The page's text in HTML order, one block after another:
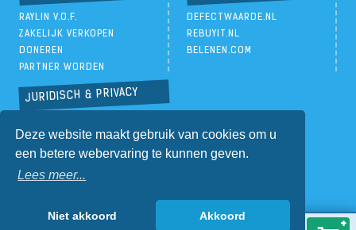
Deze website maakt gebruik van cookies om u
een betere webervaring te kunnen geven.
Lees meer...
Niet akkoord Akkoord
RAYLIN V.O.F.
ZAKELIJK VERKOPEN
DONEREN
PARTNER WORDEN
DEFECTWAARDE.NL
REBUYIT.NL
BELENEN.COM
JURIDISCH & PRIVACY
ALGEMENE VOORWAARDEN